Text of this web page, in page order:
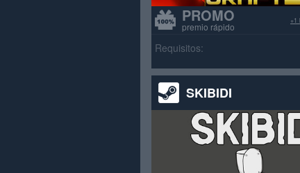
PROMO
premio rápido
+1
Requisitos:
SKIBIDI